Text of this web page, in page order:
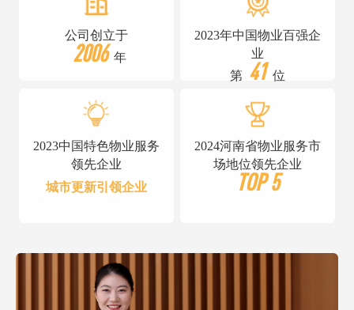
公司创立于
2006 年
2023年中国物业百强企
业
第 41 位
2023中国特色物业服务
领先企业
城市更新引领企业
2024河南省物业服务市
场地位领先企业
TOP 5